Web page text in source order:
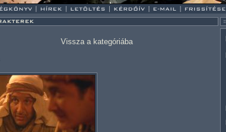
Vissza a kategóriába